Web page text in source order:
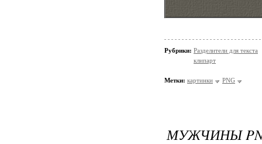
Рубрики: Разделители для текста
клипарт
Метки: картинки PNG
МУЖЧИНЫ